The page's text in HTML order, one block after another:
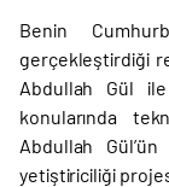
Benin
gerçekleştirdiği
Abdullah Gül
konularında
Abdullah
yetiştiriciliği